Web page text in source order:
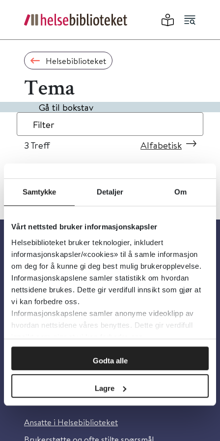
Samtykke Detaljer Om
Vårt nettsted bruker informasjonskapsler
Helsebiblioteket bruker teknologier, inkludert
informasjonskapsler/«cookies» til å samle informasjon
om deg for å kunne gi deg best mulig brukeropplevelse.
Informasjonskapslene samler statistikk om hvordan
nettsidene brukes. Dette gir verdifull innsikt som gjør at
vi kan forbedre oss.
Informasjonskapslene samler anonyme videoklipp av
hvordan nettsidene våres benyttes. Dette gir verdifull
innsikt som gjør at vi kan forbedre oss.
Godta alle
Lagre
Helsebiblioteket
Tema
Gå til bokstav
Filter
3 Treff Alfabetisk
Om oss
Om Helsebiblioteket
Personvern og informasjonskapsler
Tilgjengelighetserklæring
Information in English
Ansatte i Helsebiblioteket